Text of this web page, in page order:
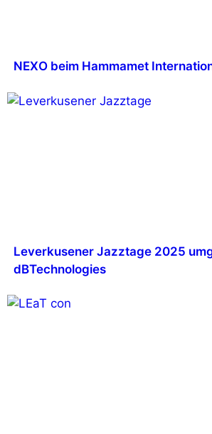
NEXO beim Hammamet
Leverkusener Jazztage 2025
dBTechnologies